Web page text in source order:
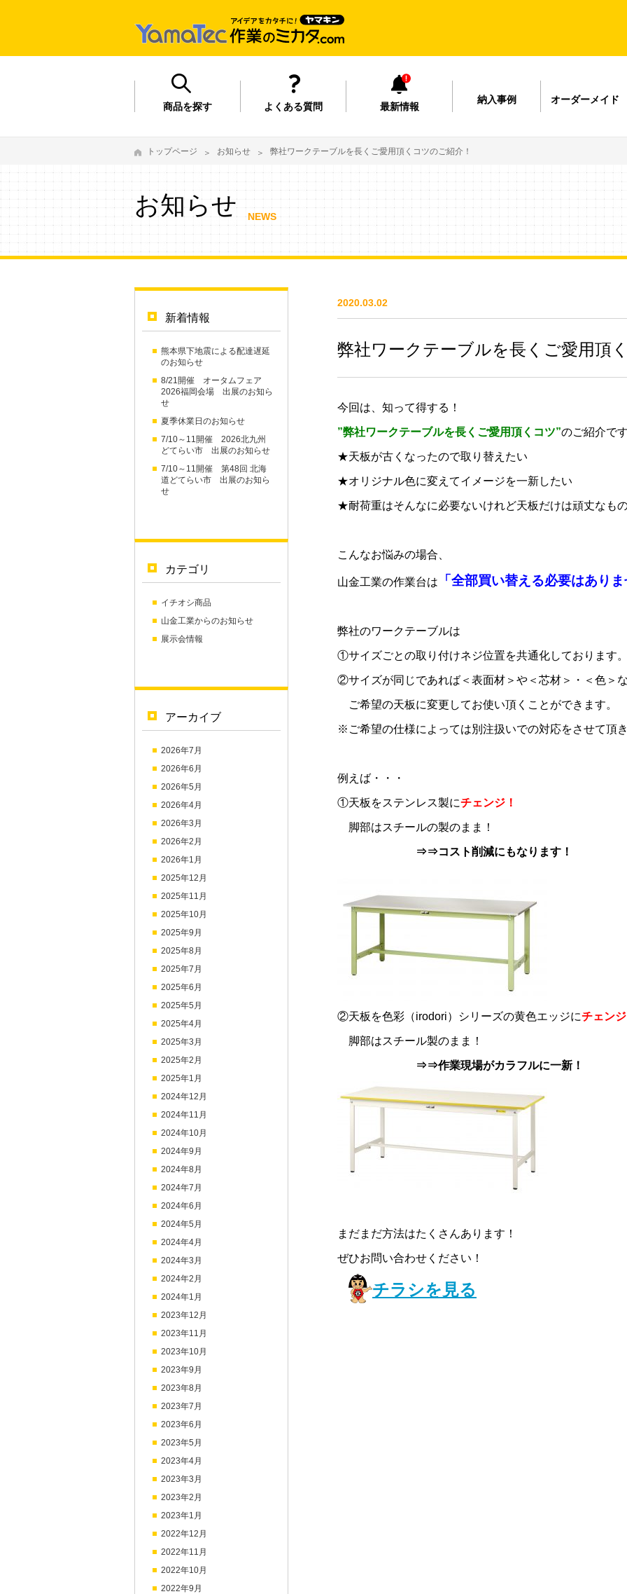
商品を探す よくある質問 最新情報
納入事例 オーダーメイド
トップページ お知らせ 弊社ワークテーブルを長くご愛用頂くコツのご紹介！
お知らせ NEWS
新着情報
熊本県下地震による配達遅延
のお知らせ
8/21開催 オータムフェア
2026福岡会場 出展のお知ら
せ
夏季休業日のお知らせ
7/10～11開催 2026北九州
どてらい市 出展のお知らせ
7/10～11開催 第48回 北海
道どてらい市 出展のお知ら
せ
カテゴリ
イチオシ商品
山金工業からのお知らせ
展示会情報
アーカイブ
2026年7月
2026年6月
2026年5月
2026年4月
2026年3月
2026年2月
2026年1月
2025年12月
2025年11月
2025年10月
2025年9月
2025年8月
2025年7月
2025年6月
2025年5月
2025年4月
2025年3月
2025年2月
2025年1月
2024年12月
2024年11月
2024年10月
2024年9月
2024年8月
2024年7月
2024年6月
2024年5月
2024年4月
2024年3月
2024年2月
2024年1月
2023年12月
2023年11月
2023年10月
2023年9月
2023年8月
2023年7月
2023年6月
2023年5月
2023年4月
2023年3月
2023年2月
2023年1月
2022年12月
2022年11月
2022年10月
2022年9月
2020.03.02
弊社ワークテーブルを長くご愛用頂
今回は、知って得する！
”弊社ワークテーブルを長くご愛用頂くコツ”のご紹介です
★天板が古くなったので取り替えたい
★オリジナル色に変えてイメージを一新したい
★耐荷重はそんなに必要ないけれど天板だけは頑丈なもの
こんなお悩みの場合、
山金工業の作業台は 「全部買い替える必要はありま
弊社のワークテーブルは
①サイズごとの取り付けネジ位置を共通化しております。
②サイズが同じであれば＜表面材＞や＜芯材＞・＜色＞
ご希望の天板に変更してお使い頂くことができます。
※ご希望の仕様によっては別注扱いでの対応をさせて頂き
例えば・・・
①天板をステンレス製にチェンジ！
脚部はスチールの製のまま！
⇒⇒コスト削減にもなります！
②天板を色彩（irodori）シリーズの黄色エッジにチェンジ
脚部はスチール製のまま！
⇒⇒作業現場がカラフルに一新！
まだまだ方法はたくさんあります！
ぜひお問い合わせください！
チラシを見る